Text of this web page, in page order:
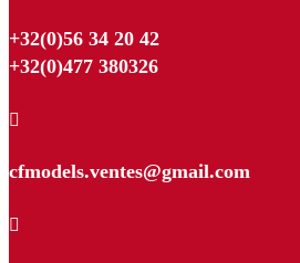
+32(0)56 34 20 42
+32(0)477 380326

cfmodels.ventes@gmail.com
